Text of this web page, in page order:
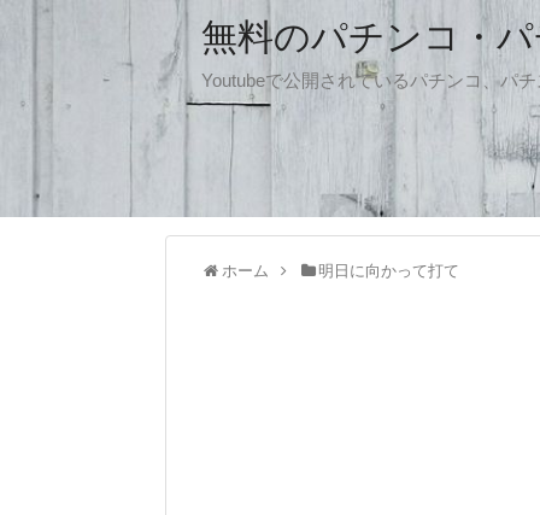
無料のパチンコ・
Youtubeで公開されているパチンコ、パ
ホーム 明日に向かって打て